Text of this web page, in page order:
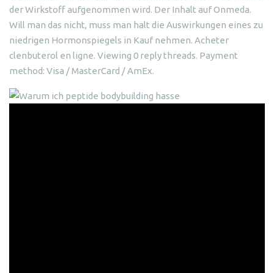
der Wirkstoff aufgenommen wird. Der Inhalt auf Onmeda.
Will man das nicht, muss man halt die Auswirkungen eines zu
niedrigen Hormonspiegels in Kauf nehmen. Acheter
clenbuterol en ligne. Viewing 0 reply threads. Payment
method: Visa / MasterCard / AmEx.